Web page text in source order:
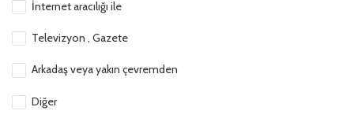
İnternet aracılığı ile
Televizyon , Gazete
Arkadaş veya yakın çevremden
Diğer